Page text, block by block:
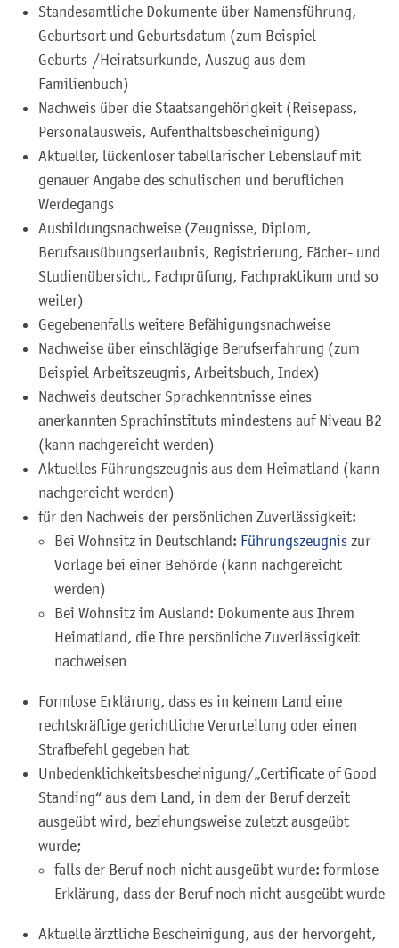
Standesamtliche Dokumente über Namensführung,
Geburtsort und Geburtsdatum (zum Beispiel
Geburts-/Heiratsurkunde, Auszug aus dem
Familienbuch)
Nachweis über die Staatsangehörigkeit (Reisepass,
Personalausweis, Aufenthaltsbescheinigung)
Aktueller, lückenloser tabellarischer Lebenslauf mit
genauer Angabe des schulischen und beruflichen
Werdegangs
Ausbildungsnachweise (Zeugnisse, Diplom,
Berufsausübungserlaubnis, Registrierung, Fächer- und
Studienübersicht, Fachprüfung, Fachpraktikum und so
weiter)
Gegebenenfalls weitere Befähigungsnachweise
Nachweise über einschlägige Berufserfahrung (zum
Beispiel Arbeitszeugnis, Arbeitsbuch, Index)
Nachweis deutscher Sprachkenntnisse eines
anerkannten Sprachinstituts mindestens auf Niveau B2
(kann nachgereicht werden)
Aktuelles Führungszeugnis aus dem Heimatland (kann
nachgereicht werden)
für den Nachweis der persönlichen Zuverlässigkeit:
Bei Wohnsitz in Deutschland: Führungszeugnis zur
Vorlage bei einer Behörde (kann nachgereicht
werden)
Bei Wohnsitz im Ausland: Dokumente aus Ihrem
Heimatland, die Ihre persönliche Zuverlässigkeit
nachweisen
Formlose Erklärung, dass es in keinem Land eine
rechtskräftige gerichtliche Verurteilung oder einen
Strafbefehl gegeben hat
Unbedenklichkeitsbescheinigung/„Certificate of Good
Standing“ aus dem Land, in dem der Beruf derzeit
ausgeübt wird, beziehungsweise zuletzt ausgeübt
wurde;
falls der Beruf noch nicht ausgeübt wurde: formlose
Erklärung, dass der Beruf noch nicht ausgeübt wurde
Aktuelle ärztliche Bescheinigung, aus der hervorgeht,